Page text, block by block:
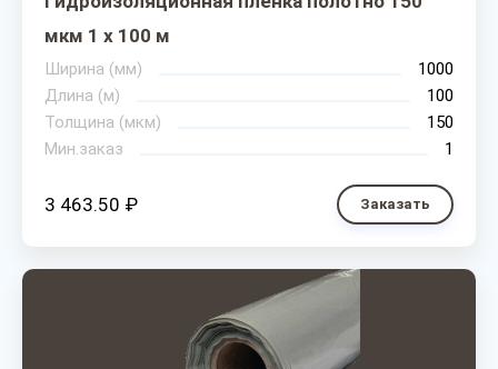
мкм 1 х 100 м
Ширина (мм)
1000
Длина (м)
100
Толщина (мкм)
150
Мин.заказ
1
3 463.50 ₽ Заказать